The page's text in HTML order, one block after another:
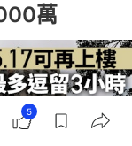
萬
5